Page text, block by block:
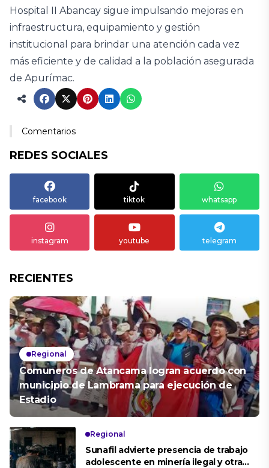
Hospital II Abancay sigue impulsando mejoras en
infraestructura, equipamiento y gestión
institucional para brindar una atención cada vez
más eficiente y de calidad a la población asegurada
de Apurímac.
Comentarios
REDES SOCIALES
facebook tiktok whatsapp
instagram youtube telegram
RECIENTES
Regional
Comuneros de Atancama logran acuerdo con
municipio de Lambrama para ejecución de
Estadio
Regional
Sunafil advierte presencia de trabajo
adolescente en minería ilegal y otras